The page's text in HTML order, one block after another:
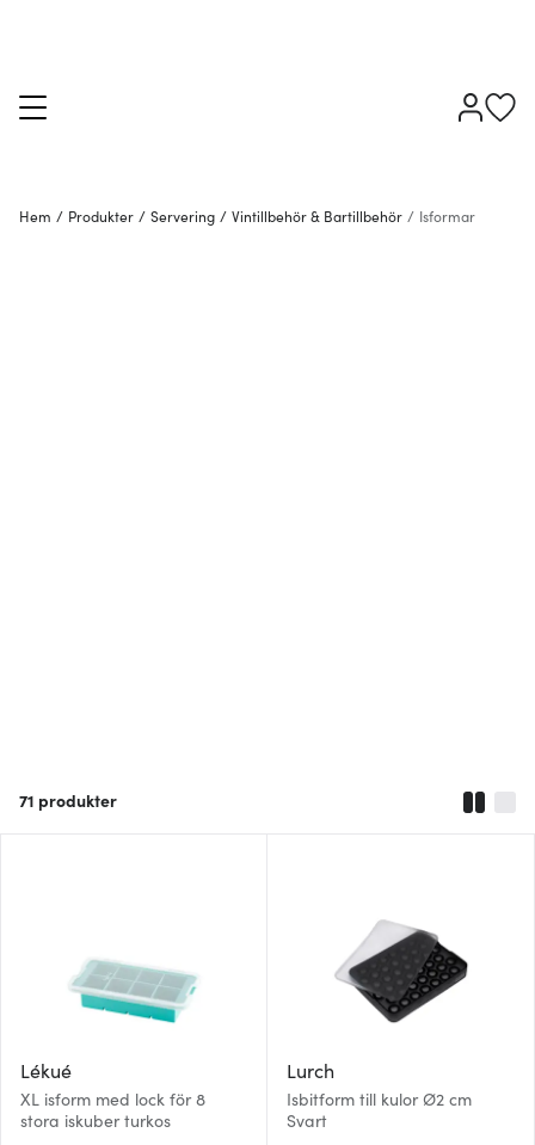
Hem / Produkter / Servering / Vintillbehör & Bartillbehör / Isformar
71 produkter
Lékué
XL isform med lock för 8
stora iskuber turkos
Lurch
Isbitform till kulor Ø2 cm
Svart